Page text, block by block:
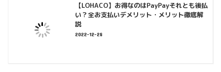
【LOHACO】お得なのはPayPayそれとも後払
い？全お支払いデメリット・メリット徹底解
説
2022-12-28